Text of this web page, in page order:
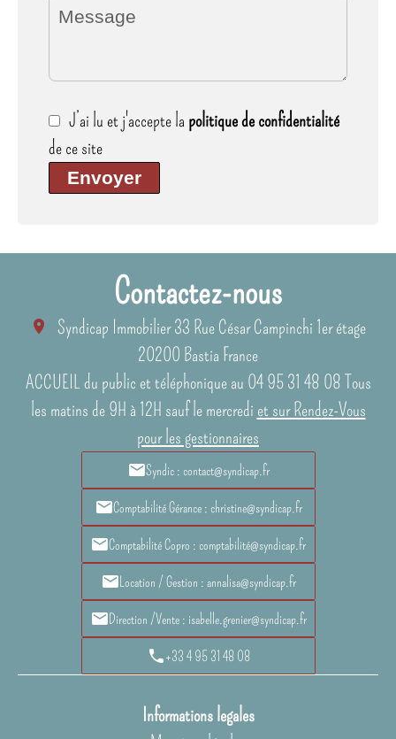
J’ai lu et j'accepte la politique de confidentialité
de ce site
Envoyer
Contactez-nous
Syndicap Immobilier33 Rue César Campinchi 1er étage
20200 Bastia France
ACCUEIL du public et téléphonique au 04 95 31 48 08 Tous
les matins de 9H à 12H sauf le mercredi et sur Rendez-Vous
pour les gestionnaires
Syndic : contact@syndicap.fr
Comptabilité Gérance : christine@syndicap.fr
Comptabilité Copro : comptabilité@syndicap.fr
Location / Gestion : annalisa@syndicap.fr
Direction /Vente : isabelle.grenier@syndicap.fr
+33 4 95 31 48 08
Informations legales